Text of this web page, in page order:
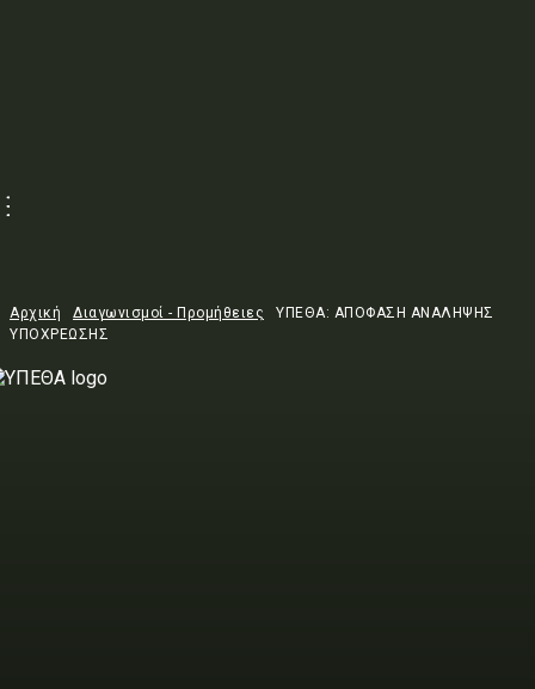
Αρχική Διαγωνισμοί - Προμήθειες
ΥΠΕΘΑ: ΑΠΟΦΑΣΗ ΑΝΑΛΗΨΗΣ
ΥΠΟΧΡΕΩΣΗΣ